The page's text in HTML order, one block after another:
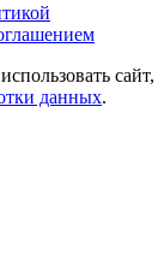
сайт,
данных.